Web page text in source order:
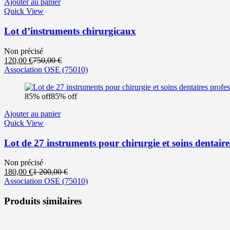
Ajouter au panier
Quick View
Lot d’instruments chirurgicaux
Non précisé
120,00 €Le
prix
est :
120,00 €.
750,00€Le
prix
était :
750,00 €.
Association OSE (75010)
85% off85% off
Ajouter au panier
Quick View
Lot de 27 instruments pour chirurgie et soins
Non précisé
180,00 €Le
prix
est :
1 200,00€Le
prix
était :
Association OSE (75010)
Produits similaires